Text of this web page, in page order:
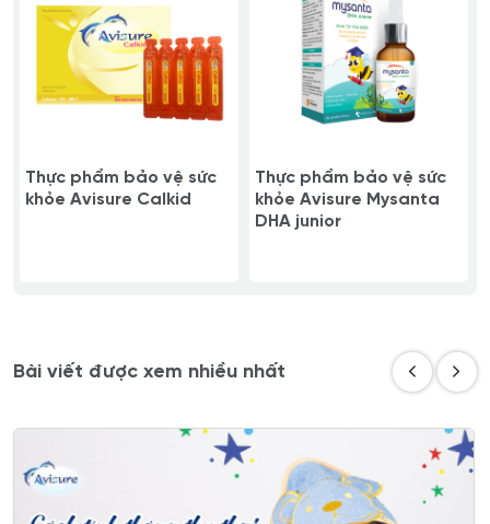
Thực phẩm bảo vệ sức
khỏe Avisure Calkid
Thực phẩm bảo vệ sức
khỏe Avisure Mysanta
DHA junior
Bài viết được xem nhiều nhất